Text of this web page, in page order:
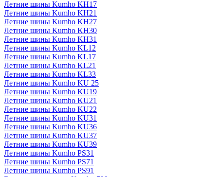
Летние шины Kumho KH17
Летние шины Kumho KH21
Летние шины Kumho KH27
Летние шины Kumho KH30
Летние шины Kumho KH31
Летние шины Kumho KL12
Летние шины Kumho KL17
Летние шины Kumho KL21
Летние шины Kumho KL33
Летние шины Kumho KU 25
Летние шины Kumho KU19
Летние шины Kumho KU21
Летние шины Kumho KU22
Летние шины Kumho KU31
Летние шины Kumho KU36
Летние шины Kumho KU37
Летние шины Kumho KU39
Летние шины Kumho PS31
Летние шины Kumho PS71
Летние шины Kumho PS91